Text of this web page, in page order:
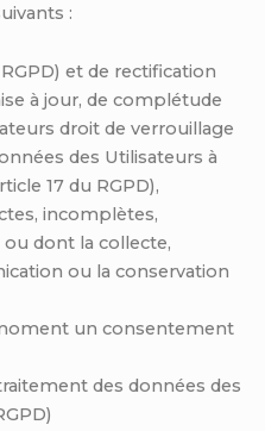
:
et de rectification
à jour, de complétude
droit de verrouillage
des Utilisateurs à
17 du RGPD),
incomplètes,
dont la collecte,
ou la conservation
un consentement
des données des